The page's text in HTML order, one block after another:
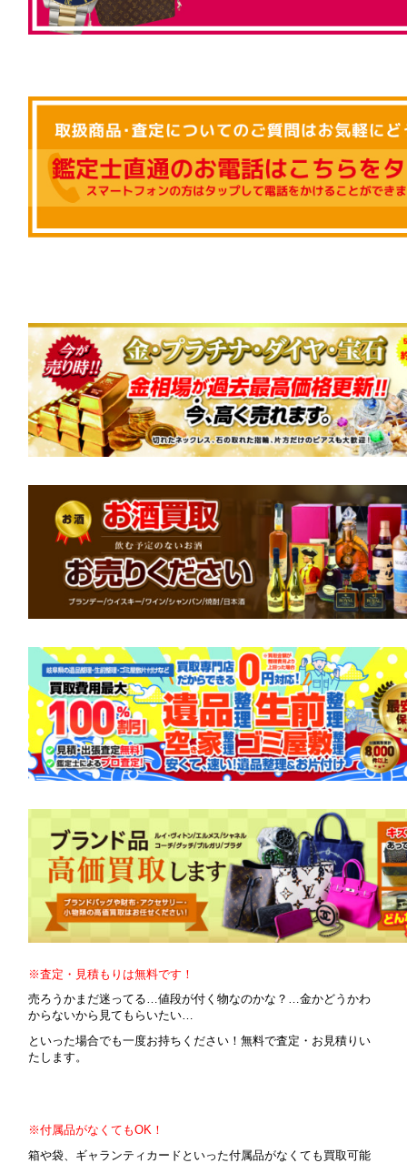
※査定・見積もりは無料です！
売ろうかまだ迷ってる…値段が付く物なのかな？…金かどうかわ
からないから見てもらいたい…
といった場合でも一度お持ちください！無料で査定・お見積りい
たします。
※付属品がなくてもOK！
箱や袋、ギャランティカードといった付属品がなくても買取可能